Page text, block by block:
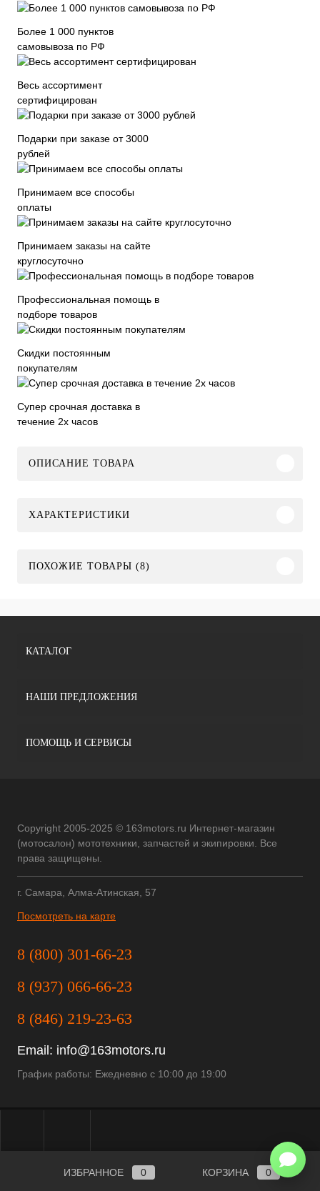
Более 1 000 пунктов
самовывоза по РФ
Весь ассортимент
сертифицирован
Подарки при заказе от 3000
рублей
Принимаем все способы
оплаты
Принимаем заказы на сайте
круглосуточно
Профессиональная помощь в
подборе товаров
Скидки постоянным
покупателям
Супер срочная доставка в
течение 2х часов
ОПИСАНИЕ ТОВАРА
ХАРАКТЕРИСТИКИ
ПОХОЖИЕ ТОВАРЫ (8)
КАТАЛОГ
НАШИ ПРЕДЛОЖЕНИЯ
ПОМОЩЬ И СЕРВИСЫ
Copyright 2005-2025 © 163motors.ru Интернет-магазин
(мотосалон) мототехники, запчастей и экипировки. Все
права защищены.
г. Самара, Алма-Атинская, 57
Посмотреть на карте
8 (800) 301-66-23
8 (937) 066-66-23
8 (846) 219-23-63
Email: info@163motors.ru
График работы: Ежедневно с 10:00 до 19:00
ИЗБРАННОЕ 0 КОРЗИНА 0